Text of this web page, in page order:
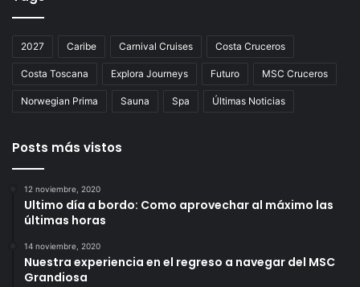
2027 Caribe Carnival Cruises Costa Cruceros
Costa Toscana Explora Journeys Futuro MSC Cruceros
Norwegian Prima Sauna Spa Últimas Noticias
Posts más vistos
12 noviembre, 2020
Ultimo día a bordo: Como aprovechar al máximo las
últimas horas
14 noviembre, 2020
Nuestra experiencia en el regreso a navegar del MSC
Grandiosa